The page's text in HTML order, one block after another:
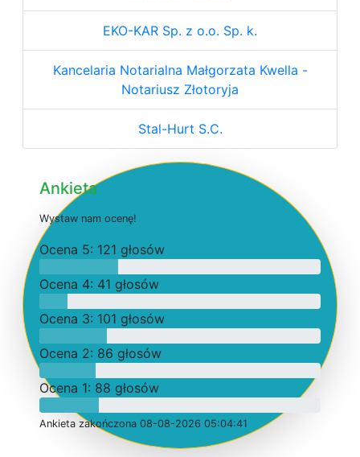
EKO-KAR Sp. z o.o. Sp. k.
Kancelaria Notarialna Małgorzata Kwella -
Notariusz Złotoryja
Stal-Hurt S.C.
Ankieta
Wystaw nam ocenę!
Ocena 5: 121 głosów
Ocena 4: 41 głosów
Ocena 3: 101 głosów
Ocena 2: 86 głosów
Ocena 1: 88 głosów
Ankieta zakończona 08-08-2026 05:04:41